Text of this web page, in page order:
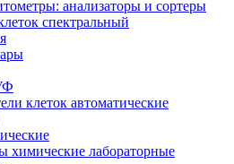
анализаторы и сортеры
спектральный
клеток автоматические
химические лабораторные